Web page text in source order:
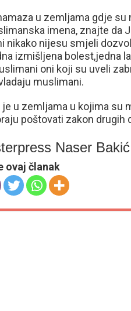
u zemljama gdje
imena, znajte da
nikako nijesu smjeli
izmišljena bolest,jedna
oni koji su uveli
muslimani.
je u zemljama u kojima su
poštovati zakon drugih
Naser Bakić
ovaj članak